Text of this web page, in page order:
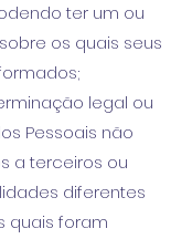
ter um ou
os quais seus
legal ou
Pessoais não
a terceiros ou
diferentes
quais foram